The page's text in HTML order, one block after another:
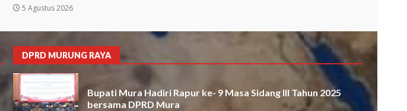
5 Agustus 2026
DPRD MURUNG RAYA
Bupati Mura Hadiri Rapur ke- 9 Masa Sidang III Tahun 2025
bersama DPRD Mura